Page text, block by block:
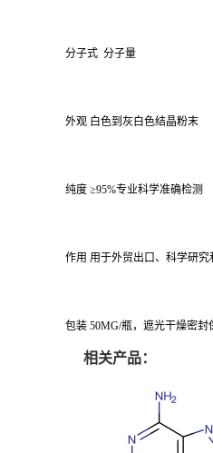
分子式 分子量
外观 白色到灰白色结晶粉末
纯度 ≥95%专业科学准确检测
作用 用于外贸出口、科学研
包装 50MG/瓶，遮光干燥密封
相关产品：